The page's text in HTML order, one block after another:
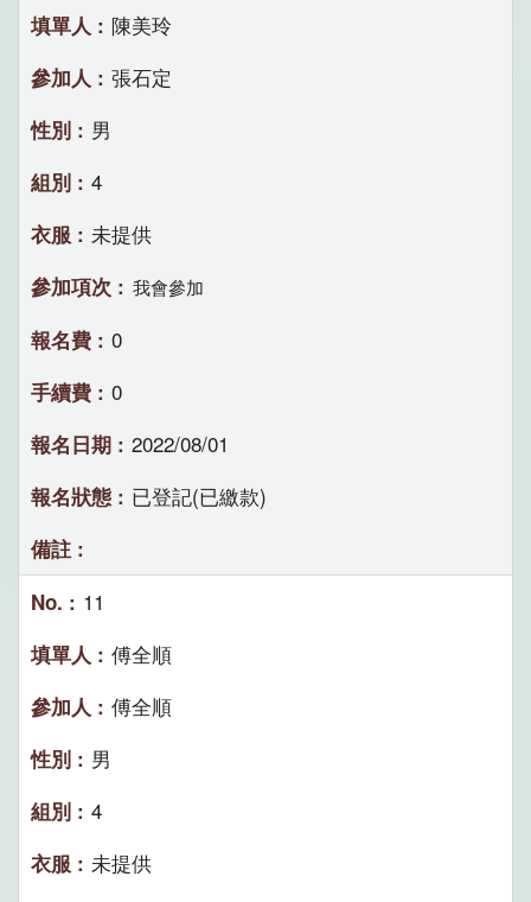
陳美玲
張石定
男
4
未提供
我會參加
0
0
2022/08/01
已登記(已繳款)
11
傅全順
傅全順
男
4
未提供